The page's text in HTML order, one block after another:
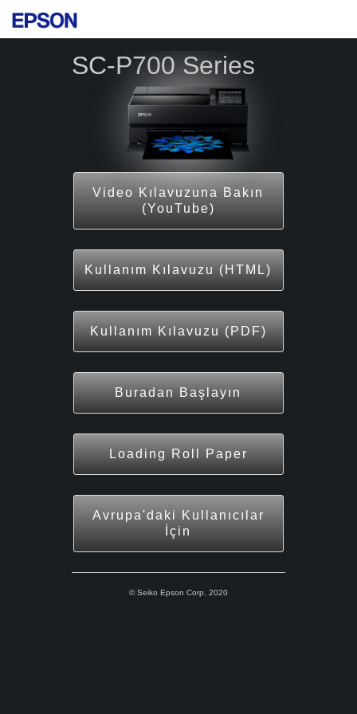
SC-P700 Series
Video Kılavuzuna Bakın
(YouTube)
Kullanım Kılavuzu (HTML)
Kullanım Kılavuzu (PDF)
Buradan Başlayın
Loading Roll Paper
Avrupa'daki Kullanıcılar
İçin
© Seiko Epson Corp. 2020